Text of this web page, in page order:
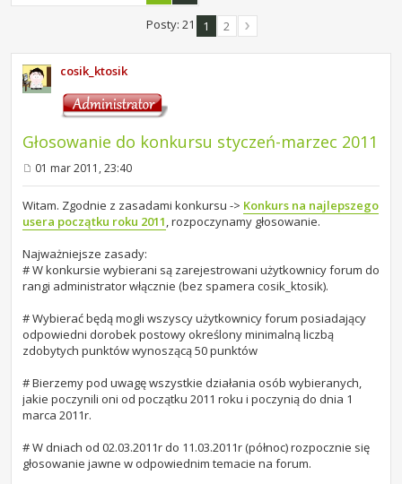
Posty: 21 1 2
cosik_ktosik
Głosowanie do konkursu styczeń-marzec 2011
o
s
01 mar 2011, 23:40
Witam. Zgodnie z zasadami konkursu -> Konkurs na najlepszego
usera początku roku 2011, rozpoczynamy głosowanie.
Najważniejsze zasady:
# W konkursie wybierani są zarejestrowani użytkownicy forum do
rangi administrator włącznie (bez spamera cosik_ktosik).
# Wybierać będą mogli wszyscy użytkownicy forum posiadający
odpowiedni dorobek postowy określony minimalną liczbą
zdobytych punktów wynoszącą 50 punktów
# Bierzemy pod uwagę wszystkie działania osób wybieranych,
jakie poczynili oni od początku 2011 roku i poczynią do dnia 1
marca 2011r.
# W dniach od 02.03.2011r do 11.03.2011r (północ) rozpocznie się
głosowanie jawne w odpowiednim temacie na forum.